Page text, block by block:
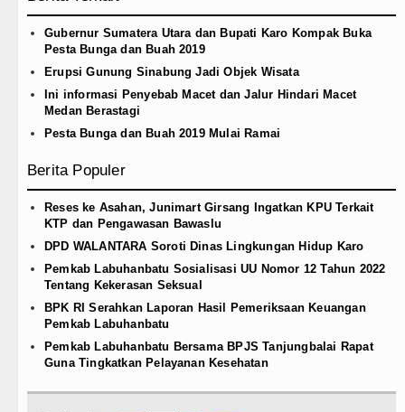
Dayang Nan Tujuh Menggetarkan
Gubernur Sumatera Utara dan Bupati Karo Kompak Buka
Pesta Bunga dan Buah 2019
Erupsi Gunung Sinabung Jadi Objek Wisata
Ini informasi Penyebab Macet dan Jalur Hindari Macet
Medan Berastagi
Pesta Bunga dan Buah 2019 Mulai Ramai
Berita Populer
Reses ke Asahan, Junimart Girsang Ingatkan KPU Terkait
KTP dan Pengawasan Bawaslu
DPD WALANTARA Soroti Dinas Lingkungan Hidup Karo
Pemkab Labuhanbatu Sosialisasi UU Nomor 12 Tahun 2022
Tentang Kekerasan Seksual
BPK RI Serahkan Laporan Hasil Pemeriksaan Keuangan
Pemkab Labuhanbatu
Pemkab Labuhanbatu Bersama BPJS Tanjungbalai Rapat
Guna Tingkatkan Pelayanan Kesehatan